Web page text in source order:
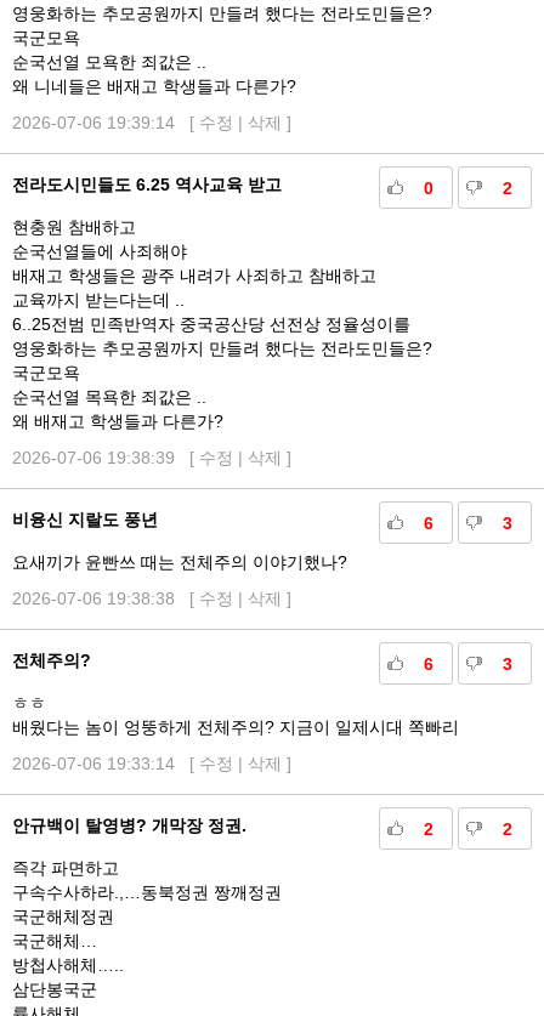
영웅화하는 추모공원까지 만들려 했다는 전라도민들은?
국군모욕
순국선열 모욕한 죄값은 ..
왜 니네들은 배재고 학생들과 다른가?
2026-07-06 19:39:14 [ 수정 | 삭제 ]
0 2
전라도시민들도 6.25 역사교육 받고
현충원 참배하고
순국선열들에 사죄해야
배재고 학생들은 광주 내려가 사죄하고 참배하고
교육까지 받는다는데 ..
6..25전범 민족반역자 중국공산당 선전상 정율성이를
영웅화하는 추모공원까지 만들려 했다는 전라도민들은?
국군모욕
순국선열 목욕한 죄값은 ..
왜 배재고 학생들과 다른가?
2026-07-06 19:38:39 [ 수정 | 삭제 ]
6 3
비융신 지랄도 풍년
요새끼가 윤빤쓰 때는 전체주의 이야기했나?
2026-07-06 19:38:38 [ 수정 | 삭제 ]
6 3
전체주의?
ㅎㅎ
배웠다는 놈이 엉뚱하게 전체주의? 지금이 일제시대 쪽빠리
2026-07-06 19:33:14 [ 수정 | 삭제 ]
2 2
안규백이 탈영병? 개막장 정권.
즉각 파면하고
구속수사하라.,…동북정권 짱깨정권
국군해체정권
국군해체…
방첩사해체…..
삼단봉국군